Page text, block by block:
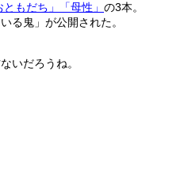
ともだち」 「母性」 の3本。
る鬼」が公開された。
いだろうね。